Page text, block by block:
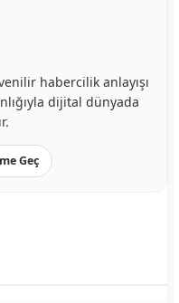
habercilik anlayışı
dijital dünyada
Geç